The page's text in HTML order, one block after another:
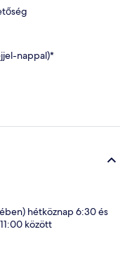
nappal)*
hétköznap 6:30 és
között